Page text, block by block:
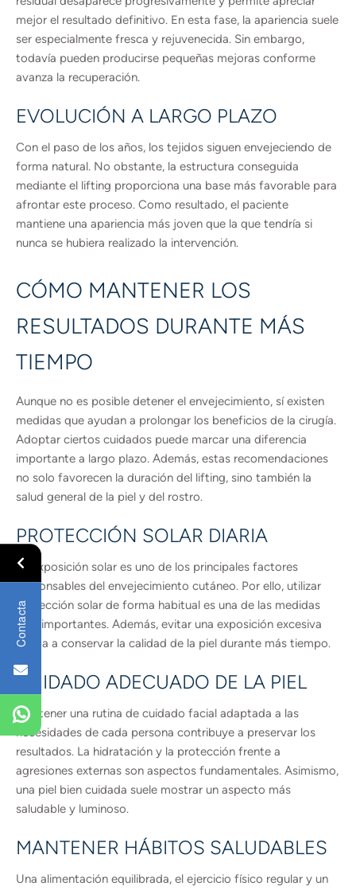
mejor el resultado definitivo. En esta fase, la apariencia suele
ser especialmente fresca y rejuvenecida. Sin embargo,
todavía pueden producirse pequeñas mejoras conforme
avanza la recuperación.
EVOLUCIÓN A LARGO PLAZO
Con el paso de los años, los tejidos siguen envejeciendo de
forma natural. No obstante, la estructura conseguida
mediante el lifting proporciona una base más favorable para
afrontar este proceso. Como resultado, el paciente
mantiene una apariencia más joven que la que tendría si
nunca se hubiera realizado la intervención.
CÓMO MANTENER LOS
RESULTADOS DURANTE MÁS
TIEMPO
Aunque no es posible detener el envejecimiento, sí existen
medidas que ayudan a prolongar los beneficios de la cirugía.
Adoptar ciertos cuidados puede marcar una diferencia
importante a largo plazo. Además, estas recomendaciones
no solo favorecen la duración del lifting, sino también la
salud general de la piel y del rostro.
PROTECCIÓN SOLAR DIARIA
La exposición solar es uno de los principales factores
responsables del envejecimiento cutáneo. Por ello, utilizar
protección solar de forma habitual es una de las medidas
más importantes. Además, evitar una exposición excesiva
ayuda a conservar la calidad de la piel durante más tiempo.
CUIDADO ADECUADO DE LA PIEL
Mantener una rutina de cuidado facial adaptada a las
necesidades de cada persona contribuye a preservar los
resultados. La hidratación y la protección frente a
agresiones externas son aspectos fundamentales. Asimismo,
una piel bien cuidada suele mostrar un aspecto más
saludable y luminoso.
MANTENER HÁBITOS SALUDABLES
Una alimentación equilibrada, el ejercicio físico regular y un
Contacta